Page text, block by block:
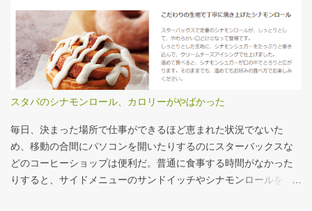
ストグラムなどをあわせて見れば、相対的なポジションが分かり
やすい。朝日新聞の記事は、人が一緒に写っているので大きさを
把握しやすい。 そういえば、大きさ比較でタバコの箱を横に並べ
るのって、最近見かけないなぁ・・・。このご時世、タバコはNG
なのか？？
だ。ただ、その見直し内容も微妙では？？？というのが記事の主
旨。 AIにまとめさせるとこんな感じ。 日頃、各方面から「話が長
い」と言われているので、自分が話すよりAIが話した方がよいと
言われるのは時間の問題だろう。
スタバのシナモンロール、カロリーがやばかった
毎日、決まった場所で仕事ができるほど恵まれた状況でないた
め、移動の合間にパソコンを開いたりするのにスターバックスな
どのコーヒーショップは便利だ。普通に食事する時間がなかった
りすると、サイドメニューのサンドイッチやシナモンロールをつ